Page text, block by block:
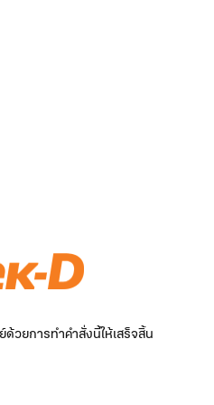
วยการทำคำสั่งนี้ให้เสร็จสิ้น